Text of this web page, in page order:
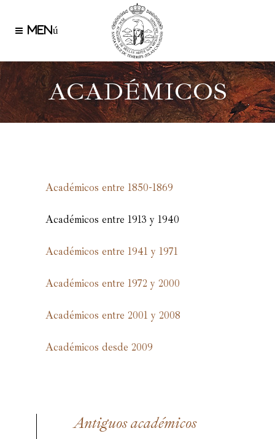
ACADÉMICOS
Académicos entre 1850-1869
Académicos entre 1913 y 1940
Académicos entre 1941 y 1971
Académicos entre 1972 y 2000
Académicos entre 2001 y 2008
Académicos desde 2009
Antiguos académicos